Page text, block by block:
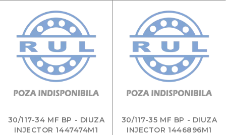
30/117-34 MF BP - DIUZA
INJECTOR 1447474M1
30/117-35 MF BP - DIUZA
INJECTOR 1446896M1